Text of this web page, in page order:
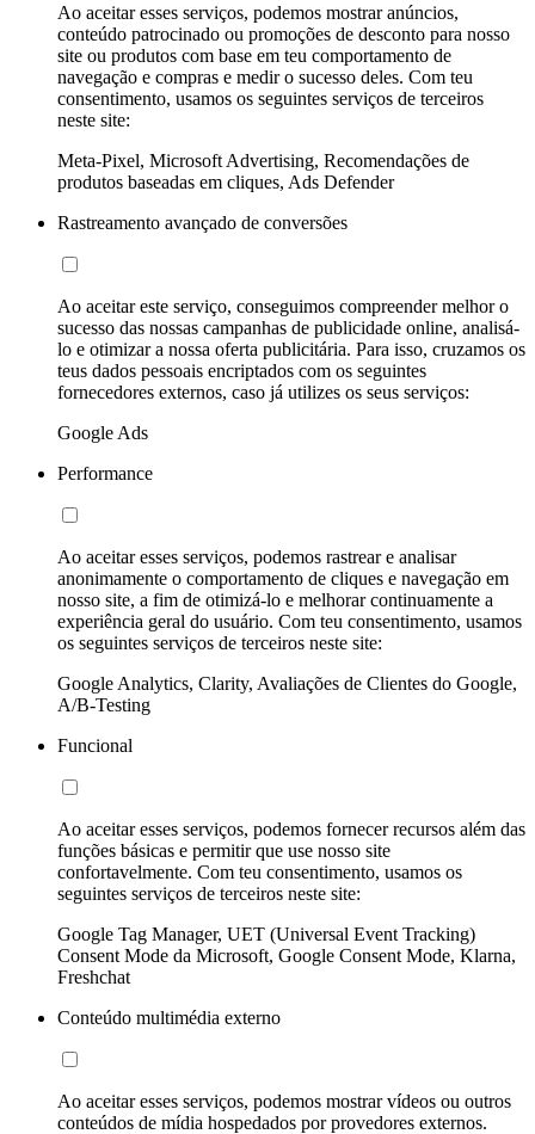
Ao aceitar esses serviços, podemos mostrar anúncios,
conteúdo patrocinado ou promoções de desconto para nosso
site ou produtos com base em teu comportamento de
navegação e compras e medir o sucesso deles. Com teu
consentimento, usamos os seguintes serviços de terceiros
neste site:
Meta-Pixel, Microsoft Advertising, Recomendações de
produtos baseadas em cliques, Ads Defender
Rastreamento avançado de conversões
Ao aceitar este serviço, conseguimos compreender melhor o
sucesso das nossas campanhas de publicidade online, analisá-
lo e otimizar a nossa oferta publicitária. Para isso, cruzamos os
teus dados pessoais encriptados com os seguintes
fornecedores externos, caso já utilizes os seus serviços:
Google Ads
Performance
Ao aceitar esses serviços, podemos rastrear e analisar
anonimamente o comportamento de cliques e navegação em
nosso site, a fim de otimizá-lo e melhorar continuamente a
experiência geral do usuário. Com teu consentimento, usamos
os seguintes serviços de terceiros neste site:
Google Analytics, Clarity, Avaliações de Clientes do Google,
A/B-Testing
Funcional
Ao aceitar esses serviços, podemos fornecer recursos além das
funções básicas e permitir que use nosso site
confortavelmente. Com teu consentimento, usamos os
seguintes serviços de terceiros neste site:
Google Tag Manager, UET (Universal Event Tracking)
Consent Mode da Microsoft, Google Consent Mode, Klarna,
Freshchat
Conteúdo multimédia externo
Ao aceitar esses serviços, podemos mostrar vídeos ou outros
conteúdos de mídia hospedados por provedores externos.